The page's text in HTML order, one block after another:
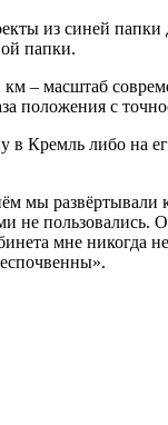
из синей папки
папки.
– масштаб
положения с
в Кремль либо на
мы
не пользовались.
мне никогда